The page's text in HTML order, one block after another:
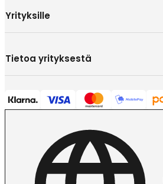
Yrityksille
Tietoa yrityksestä